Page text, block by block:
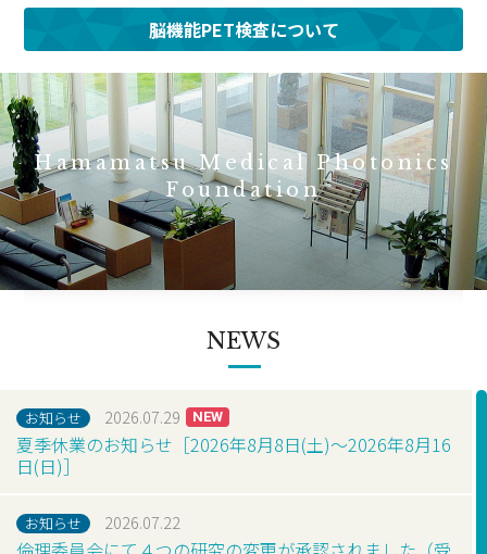
脳機能PET検査について
Hamamatsu Medical Photonics
Foundation
NEWS
お知らせ 2026.07.29
夏季休業のお知らせ［2026年8月8日(土)～2026年8月16
日(日)］
お知らせ 2026.07.22